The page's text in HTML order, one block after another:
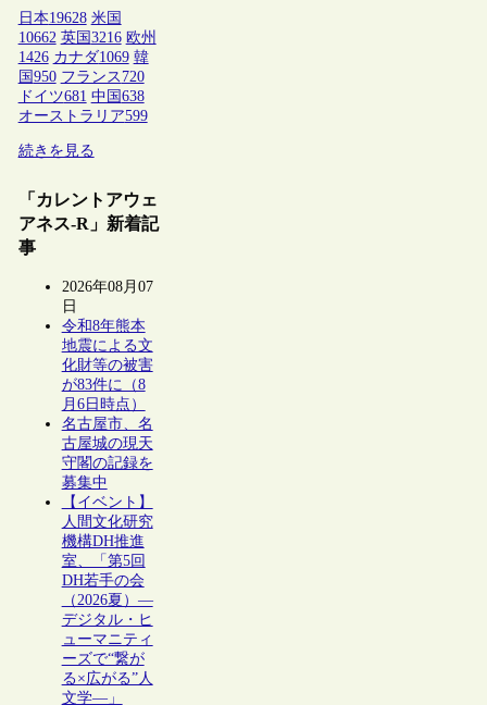
日本19628 米国
10662 英国3216 欧州
1426 カナダ1069 韓
国950 フランス 720
ドイツ681 中国638
オーストラリア599
続きを見る
「カレントアウェ
アネス-R」新着記
事
2026年08月07
日
令和8年熊本
地震による文
化財等の被害
が83件に（8
月6日時点）
名古屋市、名
古屋城の現天
守閣の記録を
募集中
【イベント】
人間文化研究
機構DH推進
室、「第5回
DH若手の会
（2026夏）―
デジタル・ヒ
ューマニティ
ーズで“繋が
る×広がる”人
文学―」